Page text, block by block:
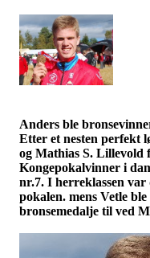
Anders ble
Etter et nesten perfekt
og Mathias S. Lillevold
Kongepokalvinner i
nr.7. I herreklassen
pokalen. mens Vetle
bronsemedalje til ved